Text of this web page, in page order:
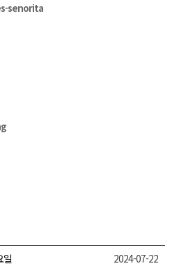
senorita
일 2024-07-22